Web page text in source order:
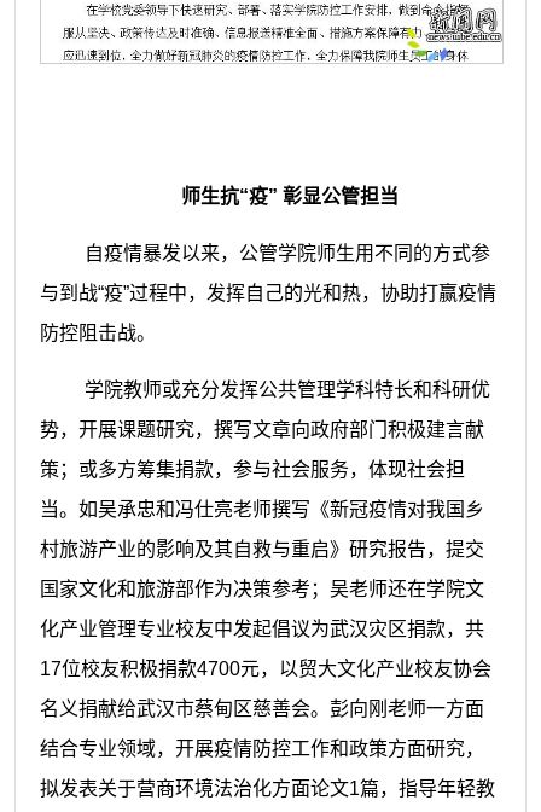
师生抗“疫” 彰显公管担当
自疫情暴发以来，公管学院师生用不同的方式参
与到战“疫”过程中，发挥自己的光和热，协助打赢疫情
防控阻击战。
学院教师或充分发挥公共管理学科特长和科研优
势，开展课题研究，撰写文章向政府部门积极建言献
策；或多方筹集捐款，参与社会服务，体现社会担
当。如吴承忠和冯仕亮老师撰写《新冠疫情对我国乡
村旅游产业的影响及其自救与重启》研究报告，提交
国家文化和旅游部作为决策参考；吴老师还在学院文
化产业管理专业校友中发起倡议为武汉灾区捐款，共
17位校友积极捐款4700元，以贸大文化产业校友协会
名义捐献给武汉市蔡甸区慈善会。彭向刚老师一方面
结合专业领域，开展疫情防控工作和政策方面研究，
拟发表关于营商环境法治化方面论文1篇，指导年轻教